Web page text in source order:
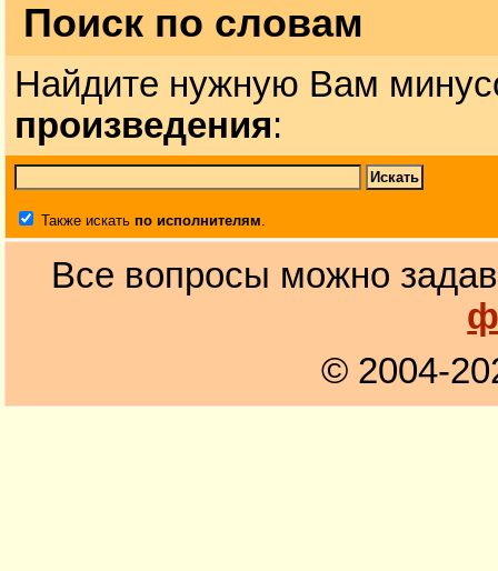
Поиск по словам
Найдите нужную Вам
произведения:
Также искать по исполнителям.
Все вопросы можно
© 2004-